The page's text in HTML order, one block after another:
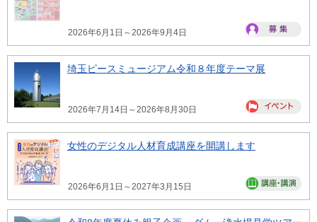
2026年6月1日～2026年9月4日
埼玉ピースミュージアム令和８年度テーマ展
2026年7月14日～2026年8月30日
女性のデジタル人材育成講座を開講します
2026年6月1日～2027年3月15日